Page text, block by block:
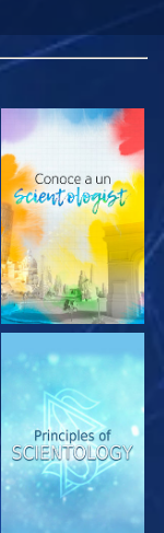
EXPLORA LAS
SERIES